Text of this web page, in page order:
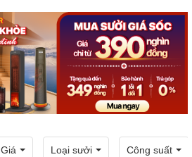
Giá Loại sưởi Công suất